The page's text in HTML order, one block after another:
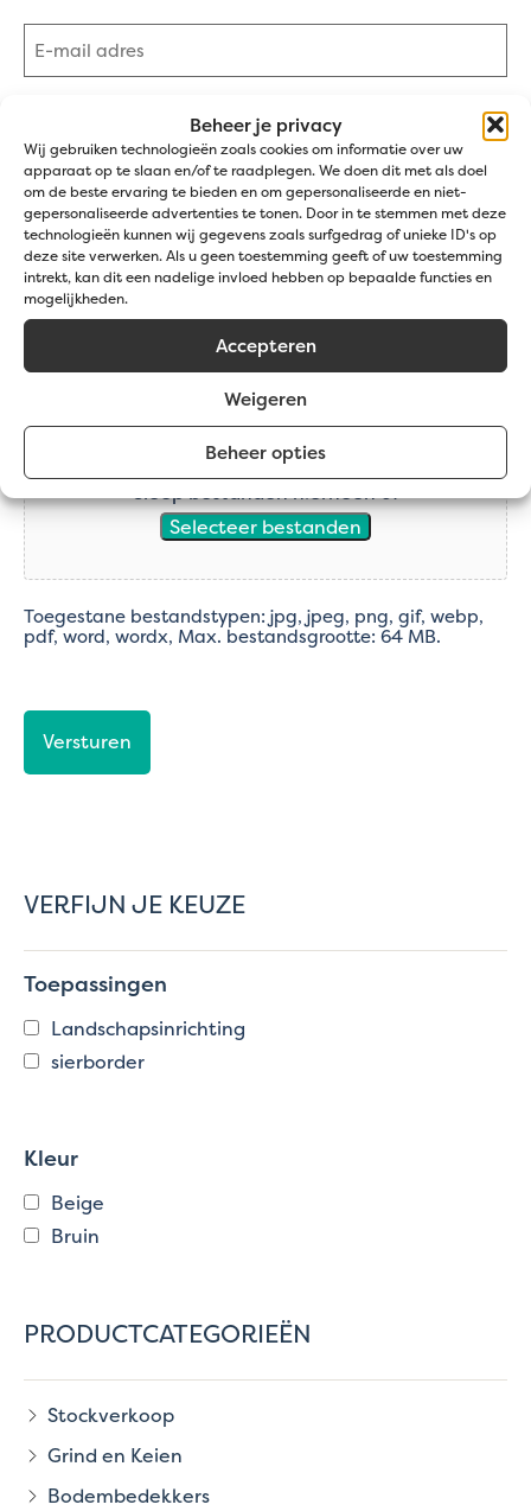
Beheer je privacy
Wij gebruiken technologieën zoals cookies om informatie over uw
apparaat op te slaan en/of te raadplegen. We doen dit met als doel
om de beste ervaring te bieden en om gepersonaliseerde en niet-
gepersonaliseerde advertenties te tonen. Door in te stemmen met deze
technologieën kunnen wij gegevens zoals surfgedrag of unieke ID's op
deze site verwerken. Als u geen toestemming geeft of uw toestemming
intrekt, kan dit een nadelige invloed hebben op bepaalde functies en
mogelijkheden.
Accepteren
Weigeren
Beheer opties
E-
mailadres
(Vereist)
0 van 600 max. aantal karakters
Bestand
Sleep bestanden hierheen of
Selecteer bestanden
Toegestane bestandstypen: jpg, jpeg, png, gif, webp,
pdf, word, wordx, Max. bestandsgrootte: 64 MB.
VERFIJN JE KEUZE
Toepassingen
Landschapsinrichting
sierborder
Kleur
Beige
Bruin
PRODUCTCATEGORIEËN
Stockverkoop
Grind en Keien
Bodembedekkers